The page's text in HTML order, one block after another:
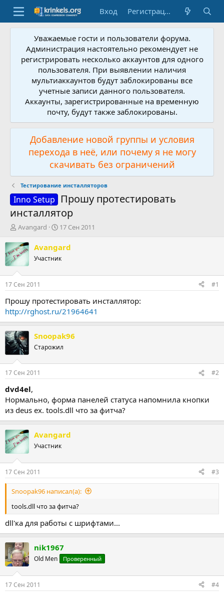
Вход Регистрация
Уважаемые гости и пользователи форума.
Администрация настоятельно рекомендует не
регистрировать несколько аккаунтов для одного
пользователя. При выявлении наличия
мультиаккаунтов будут заблокированы все
учетные записи данного пользователя.
Аккаунты, зарегистрированные на временную
почту, будут также заблокированы.
Добавление новой группы и условия
перехода в неё, или почему я не могу
скачивать без ограничений
Тестирование инсталляторов
Inno Setup
Прошу протестировать
инсталлятор
А
т
о
т
м
ы
Avangard
Д
т
н
а
л
а
17 Сен 2011
Avangard
Участник
17 Сен 2011 #1
Прошу протестировать инсталлятор:
http://rghost.ru/21964641
Snoopak96
Старожил
17 Сен 2011 #2
dvd4el,
Нормально, форма панелей статуса напомнила кнопки
из deus ex. tools.dll что за фитча?
Avangard
Участник
17 Сен 2011 #3
Snoopak96 написал(а):
tools.dll что за фитча?
dll'ка для работы с шрифтами...
nik1967
Old Men Проверенный
17 Сен 2011 #4